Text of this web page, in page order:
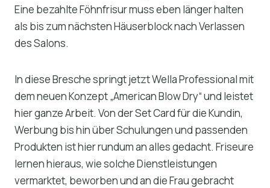
Eine bezahlte Föhnfrisur muss eben länger halten
als bis zum nächsten Häuserblock nach Verlassen
des Salons.
In diese Bresche springt jetzt Wella Professional mit
dem neuen Konzept „American Blow Dry“ und leistet
hier ganze Arbeit. Von der Set Card für die Kundin,
Werbung bis hin über Schulungen und passenden
Produkten ist hier rundum an alles gedacht. Friseure
lernen hieraus, wie solche Dienstleistungen
vermarktet, beworben und an die Frau gebracht